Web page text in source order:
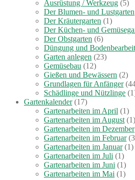
Ausrüstung / Werkzeug (5)
Der Blumen- und Lustgarten
Der Kräutergarten (1)
Der Küchen- und
Der Obstgarten (6)
Düngung und
Garten anlegen (23)
Gemüsebau (12)
Gießen und Bewässern (2)
Grundlagen für Anfänger
Schädlinge und Nützlinge
Gartenkalender(17)
Gartenarbeiten im April (1)
Gartenarbeiten im August (1)
Gartenarbeiten im Dezember
Gartenarbeiten im Februar
Gartenarbeiten im Januar(1)
Gartenarbeiten im Juli (1)
Gartenarbeiten im Juni (1)
Gartenarbeiten im Mai (1)